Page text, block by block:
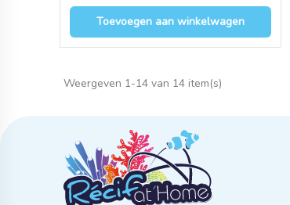
Toevoegen aan winkelwagen
Weergeven 1-14 van 14 item(s)